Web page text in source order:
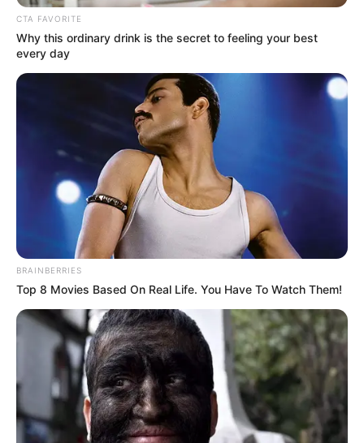
CTA FAVORITE
Why this ordinary drink is the secret to feeling your best
every day
BRAINBERRIES
Top 8 Movies Based On Real Life. You Have To Watch Them!